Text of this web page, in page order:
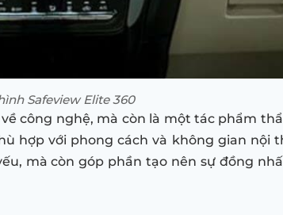
Safeview Elite 360
công nghệ, mà còn là một tác phẩm
hợp với phong cách và không gian nội
mà còn góp phần tạo nên sự đồng